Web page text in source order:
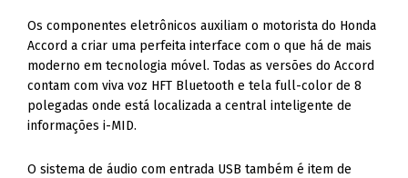
Os componentes eletrônicos auxiliam o motorista do Honda
Accord a criar uma perfeita interface com o que há de mais
moderno em tecnologia móvel. Todas as versões do Accord
contam com viva voz HFT Bluetooth e tela full-color de 8
polegadas onde está localizada a central inteligente de
informações i-MID.
O sistema de áudio com entrada USB também é item de